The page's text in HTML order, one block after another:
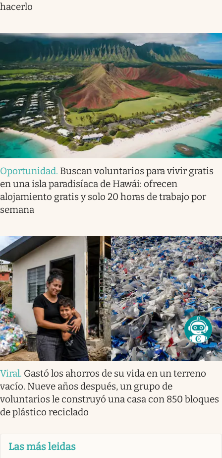
hacerlo
Oportunidad. Buscan voluntarios para vivir gratis
en una isla paradisíaca de Hawái: ofrecen
alojamiento gratis y solo 20 horas de trabajo por
semana
Viral. Gastó los ahorros de su vida en un terreno
vacío. Nueve años después, un grupo de
voluntarios le construyó una casa con 850 bloques
de plástico reciclado
Las más leidas